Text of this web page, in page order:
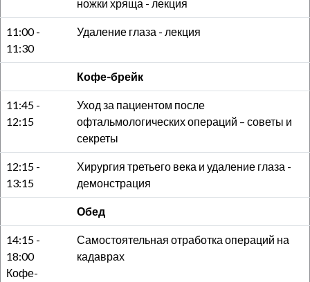
ножки хряща - лекция
11:00 -
11:30
Удаление глаза - лекция
Кофе-брейк
11:45 -
12:15
Уход за пациентом после
офтальмологических операций – советы и
секреты
12:15 -
13:15
Хирургия третьего века и удаление глаза -
демонстрация
Обед
14:15 -
18:00
Кофе-
Самостоятельная отработка операций на
кадаврах